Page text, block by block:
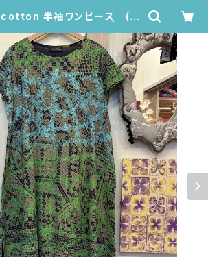
半袖ワンピース (ダ
na de Arco